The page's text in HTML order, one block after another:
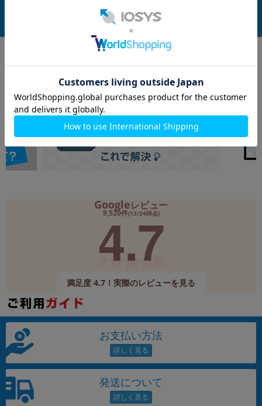
中古Aランク 157,800
Googleレビュー
9,520件(12/24時点)
4.7
満足度 4.7！実際のレビューを見る
お支払い方法
発送について